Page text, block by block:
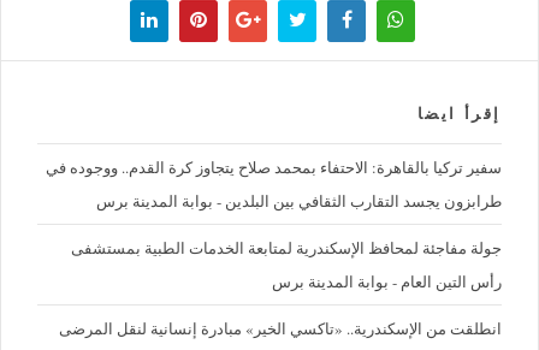
إقرأ ايضا
سفير تركيا بالقاهرة: الاحتفاء بمحمد صلاح يتجاوز كرة القدم.. ووجوده في
طرابزون يجسد التقارب الثقافي بين البلدين - بوابة المدينة برس
جولة مفاجئة لمحافظ الإسكندرية لمتابعة الخدمات الطبية بمستشفى
رأس التين العام - بوابة المدينة برس
انطلقت من الإسكندرية.. «تاكسي الخير» مبادرة إنسانية لنقل المرضى